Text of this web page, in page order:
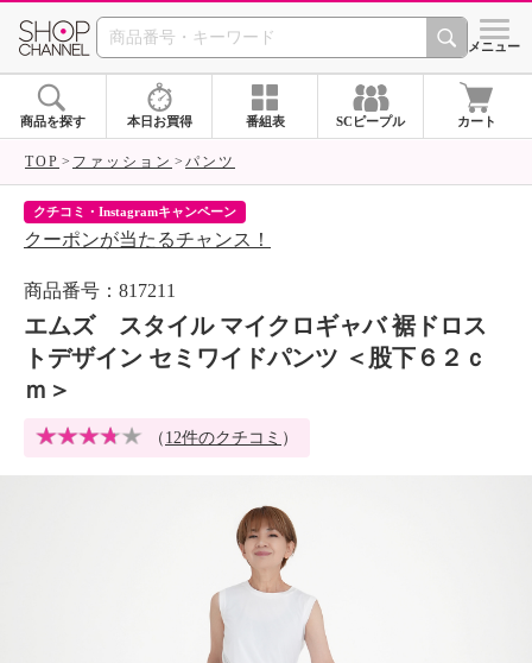
SHOP CHANNEL シメニュー
商品を探す 本日お買得 番組表 SCピープル カート
TOP ファッション パンツ
クチコミ・Instagramキャンペーン
クーポンが当たるチャンス！
商品番号：817211
エムズ スタイル マイクロギャバ 裾ドロス
トデザイン セミワイドパンツ ＜股下６２ｃ
ｍ＞
（ 12件のクチコミ ）